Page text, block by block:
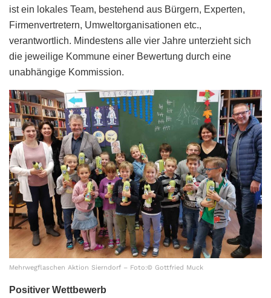
ist ein lokales Team, bestehend aus Bürgern, Experten,
Firmenvertretern, Umweltorganisationen etc.,
verantwortlich. Mindestens alle vier Jahre unterzieht sich
die jeweilige Kommune einer Bewertung durch eine
unabhängige Kommission.
Mehrwegflaschen Aktion Sierndorf – Foto:© Gottfried Muck
Positiver Wettbewerb